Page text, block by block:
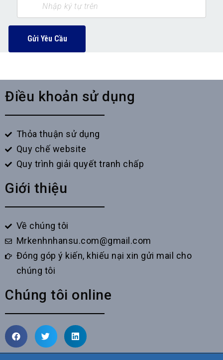
Gửi Yêu Cầu
Điều khoản sử dụng
Thỏa thuận sử dụng
Quy chế website
Quy trình giải quyết tranh chấp
Giới thiệu
Về chúng tôi
Mrkenhnhansu.com@gmail.com
Đóng góp ý kiến, khiếu nại xin gửi mail cho
chúng tôi
Chúng tôi online